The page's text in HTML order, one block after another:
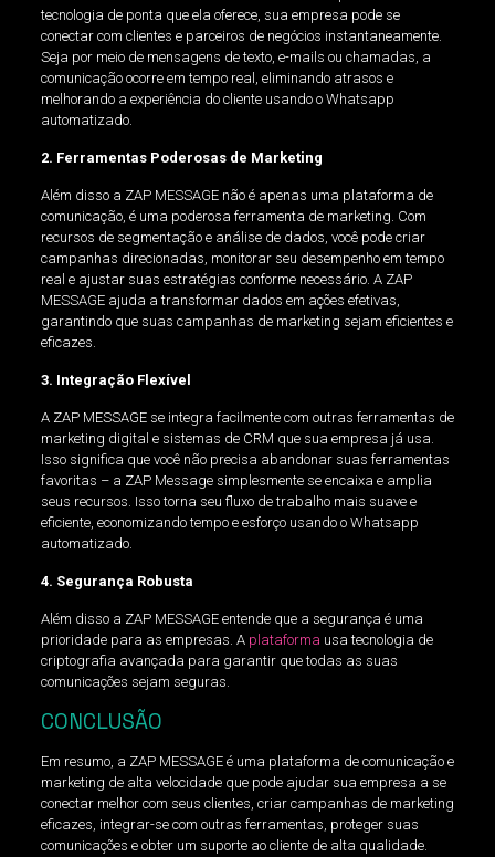
tecnologia de ponta que ela oferece, sua empresa pode se
conectar com clientes e parceiros de negócios instantaneamente.
Seja por meio de mensagens de texto, e-mails ou chamadas, a
comunicação ocorre em tempo real, eliminando atrasos e
melhorando a experiência do cliente usando o Whatsapp
automatizado.
2. Ferramentas Poderosas de Marketing
Além disso a ZAP MESSAGE não é apenas uma plataforma de
comunicação, é uma poderosa ferramenta de marketing. Com
recursos de segmentação e análise de dados, você pode criar
campanhas direcionadas, monitorar seu desempenho em tempo
real e ajustar suas estratégias conforme necessário. A ZAP
MESSAGE ajuda a transformar dados em ações efetivas,
garantindo que suas campanhas de marketing sejam eficientes e
eficazes.
3. Integração Flexível
A ZAP MESSAGE se integra facilmente com outras ferramentas de
marketing digital e sistemas de CRM que sua empresa já usa.
Isso significa que você não precisa abandonar suas ferramentas
favoritas – a ZAP Message simplesmente se encaixa e amplia
seus recursos. Isso torna seu fluxo de trabalho mais suave e
eficiente, economizando tempo e esforço usando o Whatsapp
automatizado.
4. Segurança Robusta
Além disso a ZAP MESSAGE entende que a segurança é uma
prioridade para as empresas. A plataforma usa tecnologia de
criptografia avançada para garantir que todas as suas
comunicações sejam seguras.
CONCLUSÃO
Em resumo, a ZAP MESSAGE é uma plataforma de comunicação e
marketing de alta velocidade que pode ajudar sua empresa a se
conectar melhor com seus clientes, criar campanhas de marketing
eficazes, integrar-se com outras ferramentas, proteger suas
comunicações e obter um suporte ao cliente de alta qualidade.